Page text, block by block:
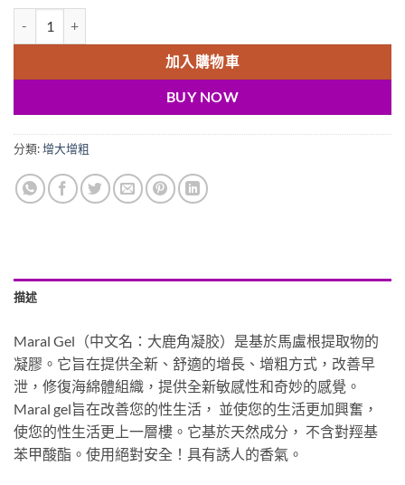
加入購物車
BUY NOW
分類:增大增粗
描述
Maral Gel（中文名：大鹿角凝胶）是基於馬盧根提取物的
凝膠。它旨在提供全新、舒適的增長、增粗方式，改善早
泄，修復海綿體組織，提供全新敏感性和奇妙的感覺。
Maral gel旨在改善您的性生活， 並使您的生活更加興奮，
使您的性生活更上一層樓。它基於天然成分， 不含對羥基
苯甲酸酯。使用絕對安全！具有誘人的香氣。